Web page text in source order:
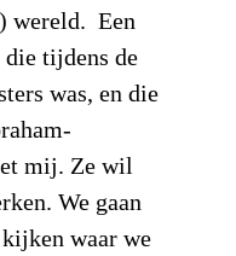
wereld. Een
tijdens de
was, en die
mij. Ze wil
We gaan
waar we